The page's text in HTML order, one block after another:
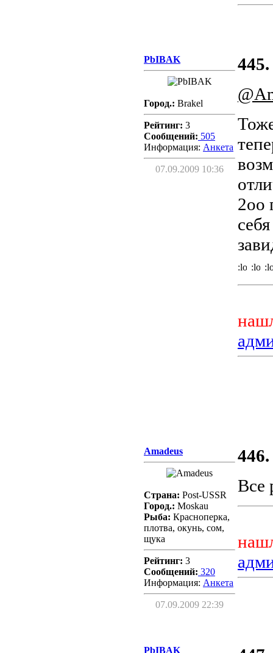
PbIBAK
Город.: Brakel
Рейтинг: 3
Сообщений: 505
Информация: Aнкета
07.09.2009 10:36
445.
2оо
Amadeus
Страна: Post-USSR
Город.: Moskau
Рыба: Красноперка,
плотва, окунь, сом,
щука
Рейтинг: 3
Сообщений: 320
Информация: Aнкета
07.09.2009 22:39
446.
Все
PbIBAK